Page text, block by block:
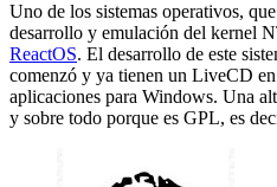
Uno de los sistemas operativos,
desarrollo y emulación del kernel
ReactOS. El desarrollo de este
comenzó y ya tienen un LiveCD
aplicaciones para Windows. Una
y sobre todo porque es GPL, es